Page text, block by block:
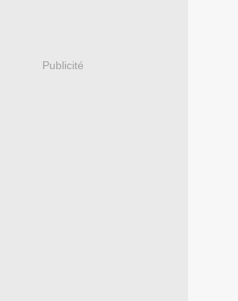
Publicité